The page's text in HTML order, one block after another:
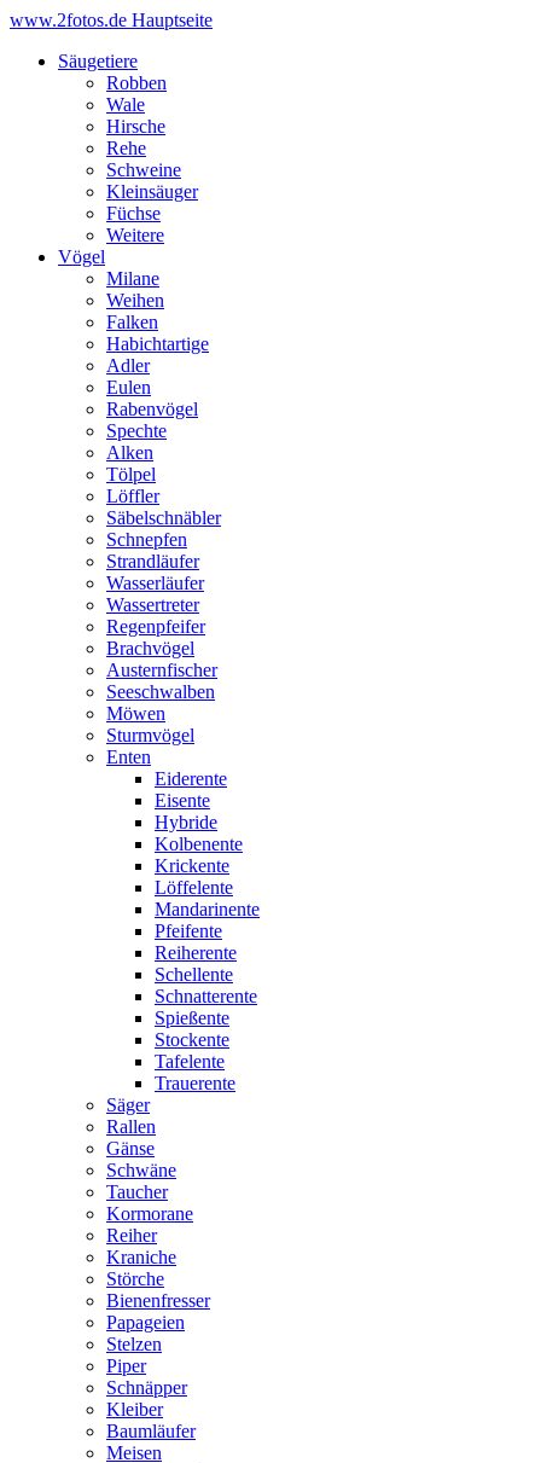
www.2fotos.de Hauptseite
Säugetiere
Robben
Wale
Hirsche
Rehe
Schweine
Kleinsäuger
Füchse
Weitere
Vögel
Milane
Weihen
Falken
Habichtartige
Adler
Eulen
Rabenvögel
Spechte
Alken
Tölpel
Löffler
Säbelschnäbler
Schnepfen
Strandläufer
Wasserläufer
Wassertreter
Regenpfeifer
Brachvögel
Austernfischer
Seeschwalben
Möwen
Sturmvögel
Enten
Eiderente
Eisente
Hybride
Kolbenente
Krickente
Löffelente
Mandarinente
Pfeifente
Reiherente
Schellente
Schnatterente
Spießente
Stockente
Tafelente
Trauerente
Säger
Rallen
Gänse
Schwäne
Taucher
Kormorane
Reiher
Kraniche
Störche
Bienenfresser
Papageien
Stelzen
Piper
Schnäpper
Kleiber
Baumläufer
Meisen